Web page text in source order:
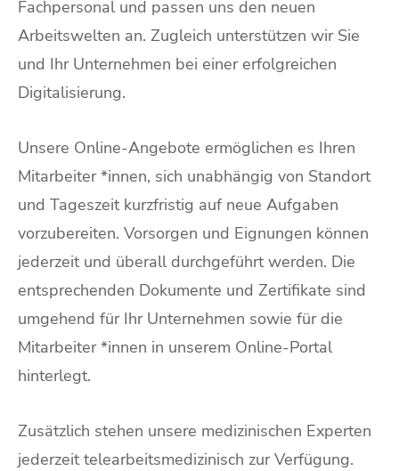
Fachpersonal und passen uns den neuen
Arbeitswelten an. Zugleich unterstützen wir Sie
und Ihr Unternehmen bei einer erfolgreichen
Digitalisierung.
Unsere Online-Angebote ermöglichen es Ihren
Mitarbeiter *innen, sich unabhängig von Standort
und Tageszeit kurzfristig auf neue Aufgaben
vorzubereiten. Vorsorgen und Eignungen können
jederzeit und überall durchgeführt werden. Die
entsprechenden Dokumente und Zertifikate sind
umgehend für Ihr Unternehmen sowie für die
Mitarbeiter *innen in unserem Online-Portal
hinterlegt.
Zusätzlich stehen unsere medizinischen Experten
jederzeit telearbeitsmedizinisch zur Verfügung.